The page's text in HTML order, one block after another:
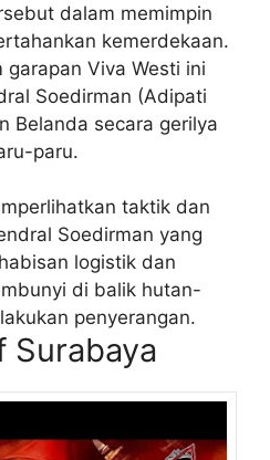
dalam memimpin
kemerdekaan.
garapan Viva Westi ini
Soedirman (Adipati
Belanda secara gerilya
paru.
taktik dan
Soedirman yang
logistik dan
di balik hutan-
penyerangan.
Surabaya